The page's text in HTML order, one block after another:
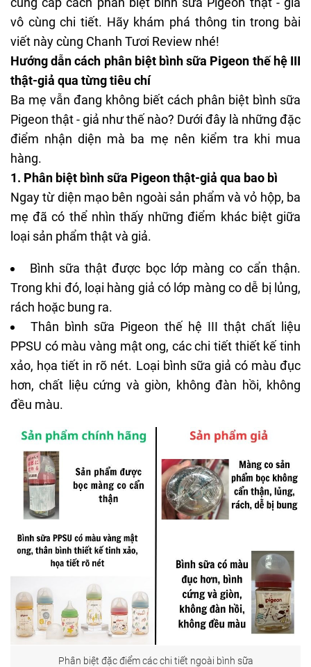
vô cùng chi tiết. Hãy khám phá thông tin trong bài
viết này cùng Chanh Tươi Review nhé!
Hướng dẫn cách phân biệt bình sữa Pigeon thế hệ III
thật-giả qua từng tiêu chí
Ba mẹ vẫn đang không biết cách phân biệt bình sữa
Pigeon thật - giả như thế nào? Dưới đây là những đặc
điểm nhận diện mà ba mẹ nên kiểm tra khi mua
hàng.
1. Phân biệt bình sữa Pigeon thật-giả qua bao bì
Ngay từ diện mạo bên ngoài sản phẩm và vỏ hộp, ba
mẹ đã có thể nhìn thấy những điểm khác biệt giữa
loại sản phẩm thật và giả.
Bình sữa thật được bọc lớp màng co cẩn thận.
Trong khi đó, loại hàng giả có lớp màng co dễ bị lủng,
rách hoặc bung ra.
Thân bình sữa Pigeon thế hệ III thật chất liệu
PPSU có màu vàng mật ong, các chi tiết thiết kế tinh
xảo, họa tiết in rõ nét. Loại bình sữa giả có màu đục
hơn, chất liệu cứng và giòn, không đàn hồi, không
đều màu.
Phân biệt đặc điểm các chi tiết ngoài bình sữa